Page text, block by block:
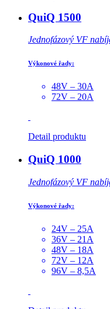
QuiQ 1500
Jednofázový VF
Výkonové řady:
48V – 30A
72V – 20A
Detail produktu
QuiQ 1000
Jednofázový VF
Výkonové řady:
24V – 25A
36V – 21A
48V – 18A
72V – 12A
96V – 8,5A